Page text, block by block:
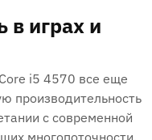
в играх и
i5 4570 все еще
производительность
с современной
многопоточности,